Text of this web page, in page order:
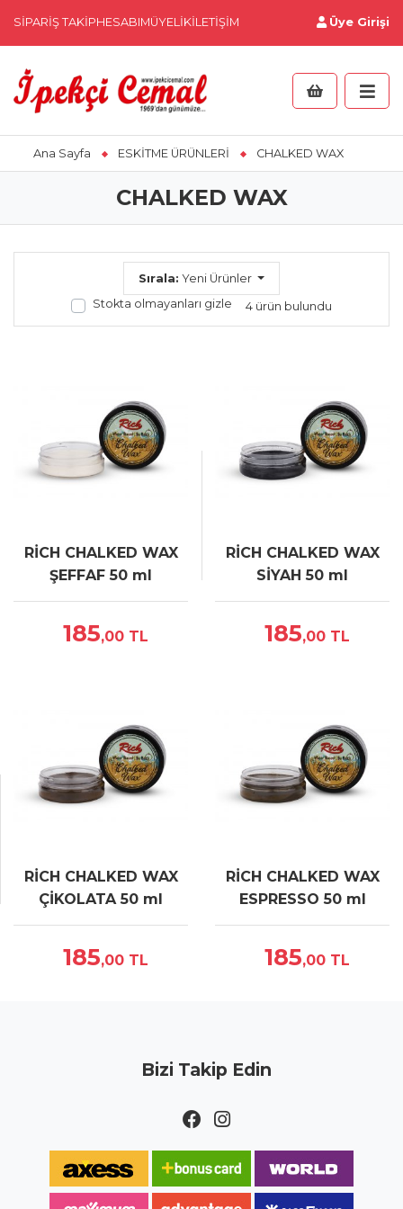
SIPARIŞ TAKIPHESABIMÜYELIKİLETIŞIM Üye Girişi
Ana Sayfa ESKİTME ÜRÜNLERİ CHALKED WAX
CHALKED WAX
Sırala: Yeni Ürünler
Stokta olmayanları gizle
4 ürün bulundu
RİCH CHALKED WAX
ŞEFFAF 50 ml
185,00TL
RİCH CHALKED WAX
SİYAH 50 ml
185,00TL
RİCH CHALKED WAX
ÇİKOLATA 50 ml
185,00TL
RİCH CHALKED WAX
ESPRESSO 50 ml
185,00TL
Bizi Takip Edin